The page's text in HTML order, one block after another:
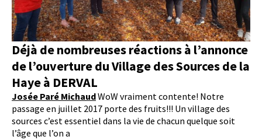
Déjà de nombreuses réactionsà l’annonce
de l’ouverture du Village des Sources de la
Haye à DERVAL
Josée Paré MichaudWoW vraiment contente! Notre
passage en juillet 2017 porte des fruits!!! Un village des
sources c’est essentiel dans la vie de chacun quelque soit
l’âge que l’on a